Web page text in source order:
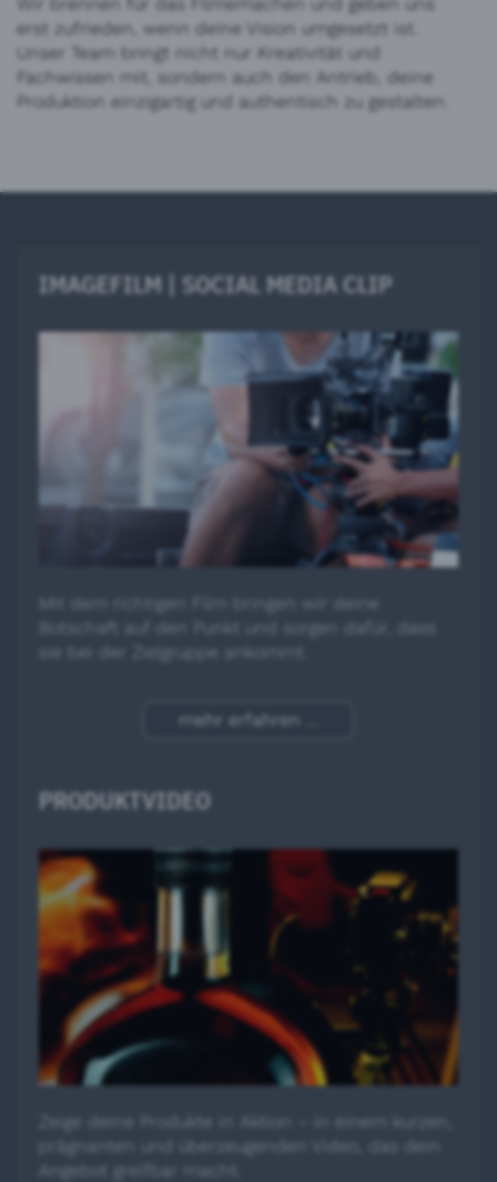
erst zufrieden, wenn deine Vision umgesetzt ist.
Unser Team bringt nicht nur Kreativität und
Fachwissen mit, sondern auch den Antrieb, deine
Produktion einzigartig und authentisch zu gestalten.
IMAGEFILM | SOCIAL MEDIA CLIP
sie bei der Zielgruppe ankommt.
mehr erfahren ...
PRODUKTVIDEO
Zeige deine Produkte in Aktion – in einem kurzen,
prägnanten und überzeugenden Video, das dein
Angebot greifbar macht.